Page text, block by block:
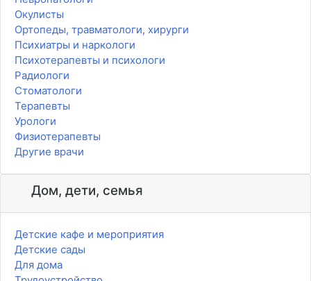
Окулисты
Ортопеды, травматологи, хирурги
Психиатры и наркологи
Психотерапевты и психологи
Радиологи
Стоматологи
Терапевты
Урологи
Физиотерапевты
Другие врачи
Дом, дети, семья
Детские кафе и мероприятия
Детские сады
Для дома